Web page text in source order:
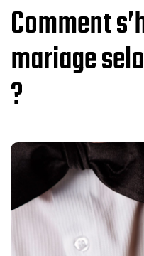
Comment
mariage
?